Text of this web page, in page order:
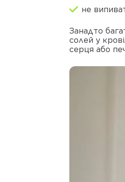
не
Занадто
солей у
серця або